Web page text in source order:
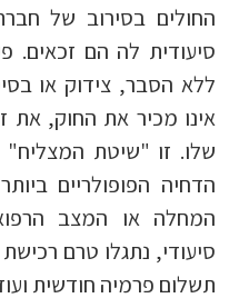
החולים בסירוב של
סיעודית לה הם זכאים.
ללא הסבר, צידוק או
אינו מכיר את החוק, את
שלו. זו "שיטת המצליח"
הדחיה הפופולריים
המחלה או המצב
סיעודי, נתגלו טרם
תשלום פרמיה חודשית